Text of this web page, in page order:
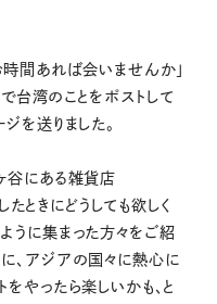
時間あれば会いませんか」
湾のことをポストして
を送りました。
谷にある雑貨店
ときにどうしても欲しく
うに集まった方々をご紹
、アジアの国々に熱心に
やったら楽しいかも、と